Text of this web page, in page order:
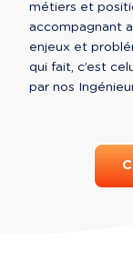
métiers et
accompagnant
enjeux et
qui fait, c’est
par nos